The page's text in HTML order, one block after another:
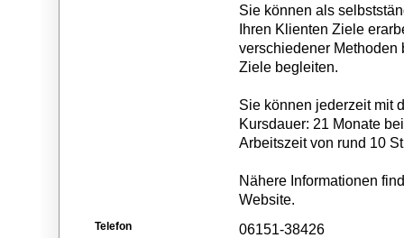
Sie können als
Ihren Klienten Ziele
verschiedener Methoden
Ziele begleiten.
Sie können jederzeit mit
Kursdauer: 21 Monate
Arbeitszeit von rund 10
Nähere Informationen
Website.
Telefon 06151-38426